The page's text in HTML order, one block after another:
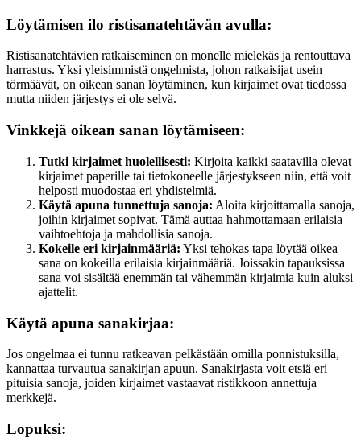
Löytämisen ilo ristisanatehtävän avulla:
Ristisanatehtävien ratkaiseminen on monelle mielekäs ja rentouttava
harrastus. Yksi yleisimmistä ongelmista, johon ratkaisijat usein
törmäävät, on oikean sanan löytäminen, kun kirjaimet ovat tiedossa
mutta niiden järjestys ei ole selvä.
Vinkkejä oikean sanan löytämiseen:
Tutki kirjaimet huolellisesti: Kirjoita kaikki saatavilla olevat
kirjaimet paperille tai tietokoneelle järjestykseen niin, että voit
helposti muodostaa eri yhdistelmiä.
Käytä apuna tunnettuja sanoja: Aloita kirjoittamalla sanoja,
joihin kirjaimet sopivat. Tämä auttaa hahmottamaan erilaisia
vaihtoehtoja ja mahdollisia sanoja.
Kokeile eri kirjainmääriä: Yksi tehokas tapa löytää oikea
sana on kokeilla erilaisia kirjainmääriä. Joissakin tapauksissa
sana voi sisältää enemmän tai vähemmän kirjaimia kuin aluksi
ajattelit.
Käytä apuna sanakirjaa:
Jos ongelmaa ei tunnu ratkeavan pelkästään omilla ponnistuksilla,
kannattaa turvautua sanakirjan apuun. Sanakirjasta voit etsiä eri
pituisia sanoja, joiden kirjaimet vastaavat ristikkoon annettuja
merkkejä.
Lopuksi: